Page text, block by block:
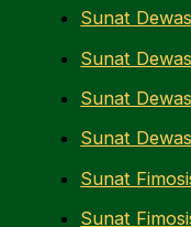
Sunat
Sunat
Sunat
Sunat
Sunat
Sunat